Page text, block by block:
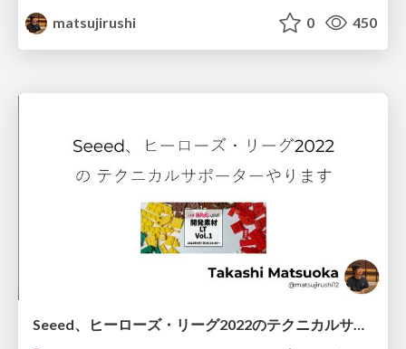
matsujirushi
0 450
Seeed、ヒーローズ・リーグ2022のテクニカルサポーターやります